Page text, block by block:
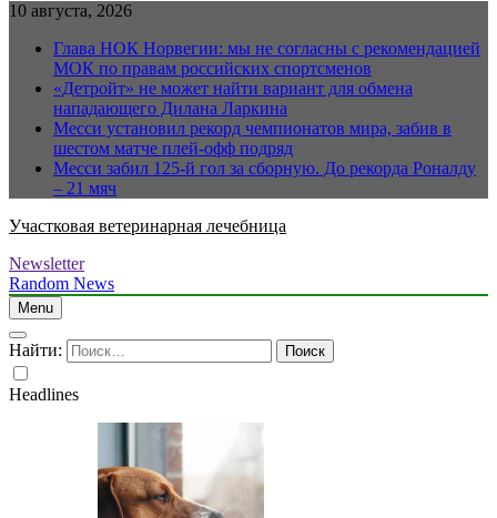
10 августа, 2026
Глава НОК Норвегии: мы не согласны с рекомендацией
МОК по правам российских спортсменов
«Детройт» не может найти вариант для обмена
нападающего Дилана Ларкина
Месси установил рекорд чемпионатов мира, забив в
шестом матче плей‑офф подряд
Месси забил 125-й гол за сборную. До рекорда Роналду
– 21 мяч
Участковая ветеринарная лечебница
Newsletter
Random News
Menu
Найти:
Headlines